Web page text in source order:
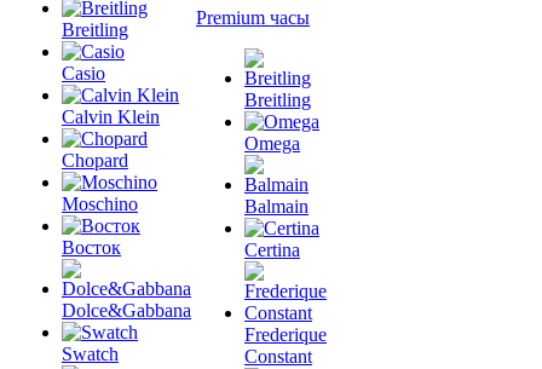
Breitling
Casio
Calvin Klein
Chopard
Moschino
Восток
Dolce&Gabbana
Swatch
Premium часы
Breitling
Omega
Balmain
Certina
Frederique
Constant